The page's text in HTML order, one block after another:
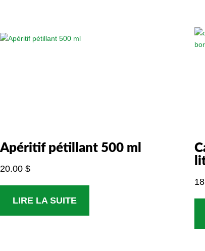
Apéritif pétillant 500 ml
20.00 $
LIRE LA SUITE